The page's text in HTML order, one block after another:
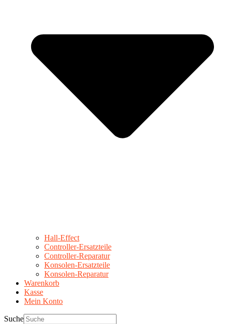
Hall-Effect
Controller-Ersatzteile
Controller-Reparatur
Konsolen-Ersatzteile
Konsolen-Reparatur
Warenkorb
Kasse
Mein Konto
Suche